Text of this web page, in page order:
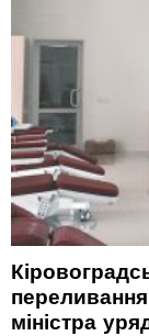
міністра